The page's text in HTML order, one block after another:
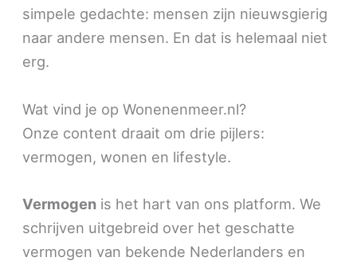
simpele gedachte: mensen zijn nieuwsgierig
naar andere mensen. En dat is helemaal niet
erg.
Wat vind je op Wonenenmeer.nl?
Onze content draait om drie pijlers:
vermogen, wonen en lifestyle.
Vermogen is het hart van ons platform. We
schrijven uitgebreid over het geschatte
vermogen van bekende Nederlanders en